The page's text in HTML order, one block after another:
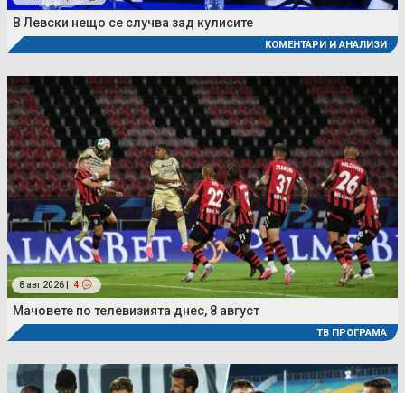
В Левски нещо се случва зад кулисите
КОМЕНТАРИ И АНАЛИЗИ
8 авг 2026 | 4
Мачовете по телевизията днес, 8 август
ТВ ПРОГРАМА